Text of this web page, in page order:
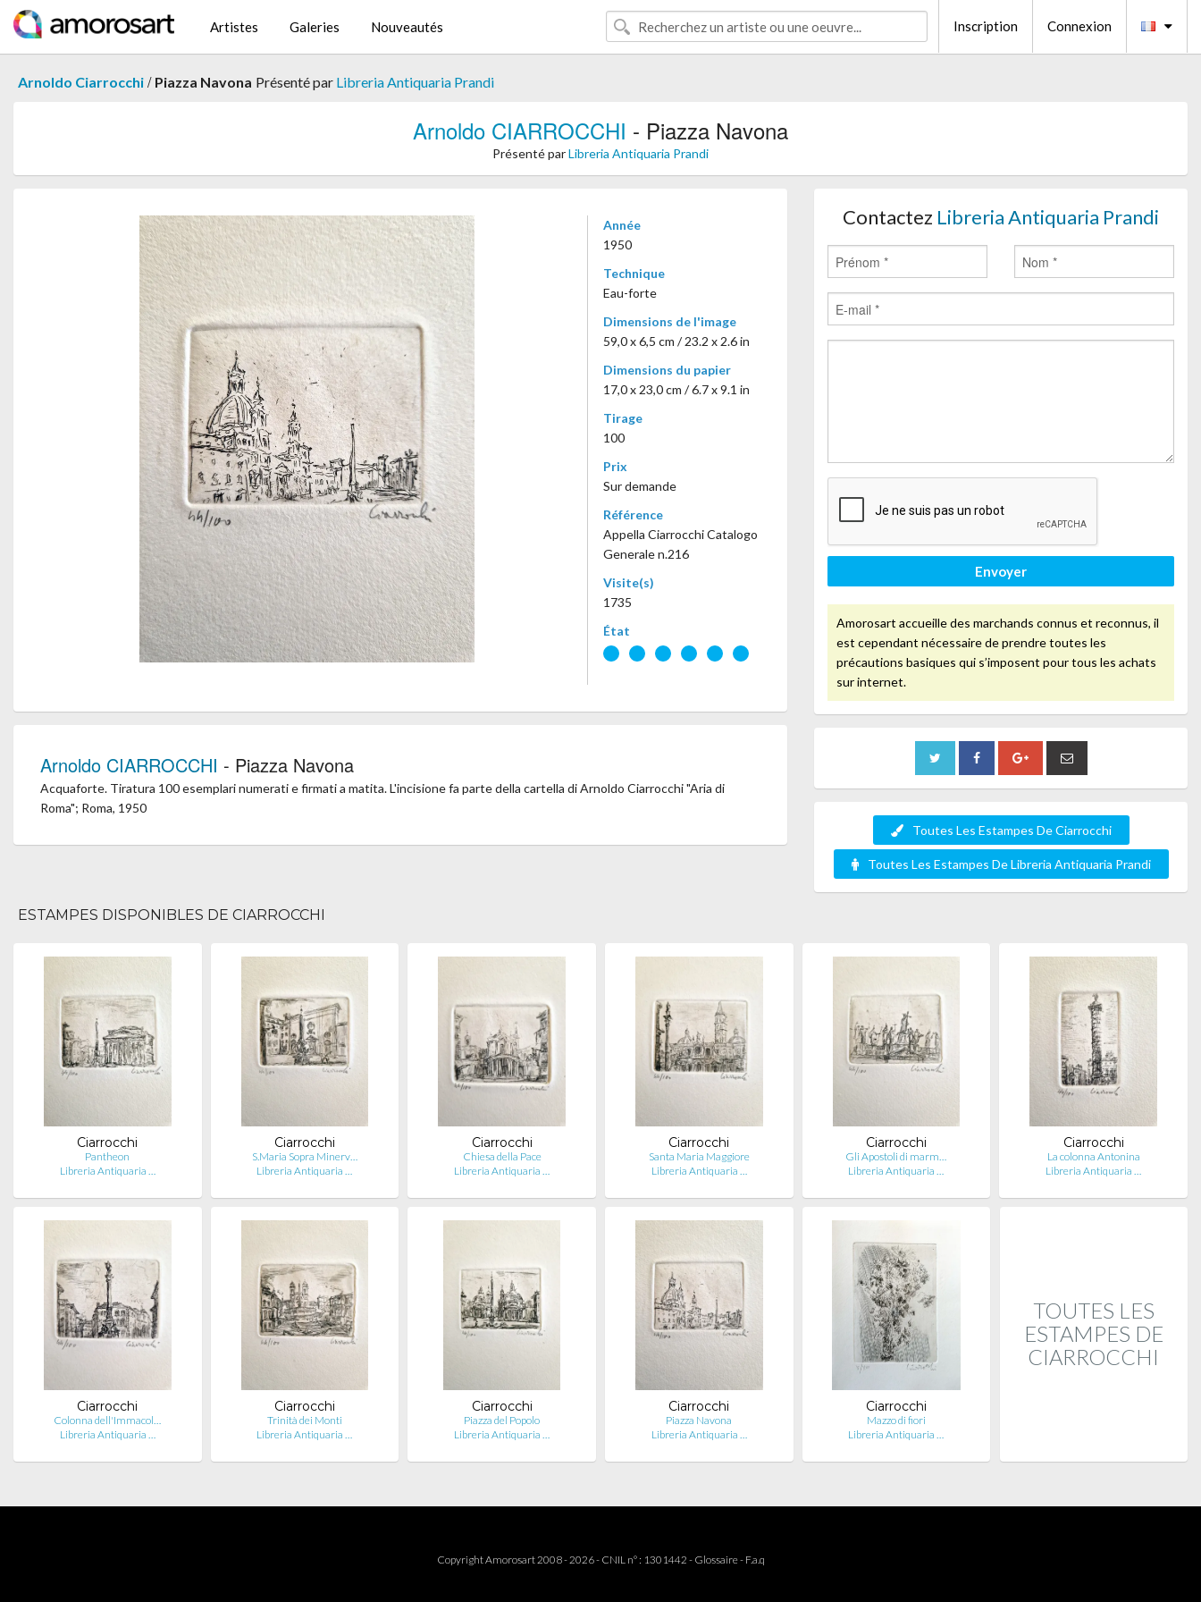
Artistes Galeries Nouveautés Inscription Connexion
Arnoldo Ciarrocchi / Piazza Navona Présenté par Libreria Antiquaria Prandi
Arnoldo CIARROCCHI - Piazza Navona
Présenté parLibreria Antiquaria Prandi
Année
1950
Technique
Eau-forte
Dimensions de l'image
59,0 x 6,5 cm / 23.2 x 2.6 in
Dimensions du papier
17,0 x 23,0 cm / 6.7 x 9.1 in
Tirage
100
Prix
Sur demande
Référence
Appella Ciarrocchi Catalogo
Generale n.216
Visite(s)
1735
État
Arnoldo CIARROCCHI - Piazza Navona
Acquaforte. Tiratura 100 esemplari numerati e firmati a matita. L'incisione fa parte della cartella di Arnoldo Ciarrocchi "Aria di
Roma"; Roma, 1950
Contactez Libreria Antiquaria Prandi
Envoyer
Amorosart accueille des marchands connus et reconnus, il
est cependant nécessaire de prendre toutes les
précautions basiques qui s’imposent pour tous les achats
sur internet.
Toutes Les Estampes De Ciarrocchi
Toutes Les Estampes De Libreria Antiquaria Prandi
ESTAMPES DISPONIBLES DE CIARROCCHI
Ciarrocchi
Pantheon
Libreria Antiquaria …
Ciarrocchi
S.Maria Sopra Minerv…
Libreria Antiquaria …
Ciarrocchi
Chiesa della Pace
Libreria Antiquaria …
Ciarrocchi
Santa Maria Maggiore
Libreria Antiquaria …
Ciarrocchi
Gli Apostoli di marm…
Libreria Antiquaria …
Ciarrocchi
La colonna Antonina
Libreria Antiquaria …
Ciarrocchi
Colonna dell'Immacol…
Libreria Antiquaria …
Ciarrocchi
Trinità dei Monti
Libreria Antiquaria …
Ciarrocchi
Piazza del Popolo
Libreria Antiquaria …
Ciarrocchi
Piazza Navona
Libreria Antiquaria …
Ciarrocchi
Mazzo di fiori
Libreria Antiquaria …
TOUTES LES
ESTAMPES DE
CIARROCCHI
Copyright Amorosart 2008 - 2026 - CNIL n° : 1301442 - Glossaire- F.a.q